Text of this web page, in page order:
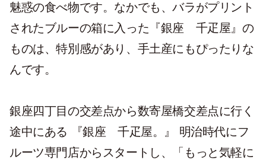
魅惑の食べ物です。なかでも、バラがプリント
されたブルーの箱に入った『銀座 千疋屋』の
ものは、特別感があり、手土産にもぴったりな
んです。
銀座四丁目の交差点から数寄屋橋交差点に行く
途中にある 『銀座 千疋屋。』 明治時代にフ
ルーツ専門店からスタートし、「もっと気軽に